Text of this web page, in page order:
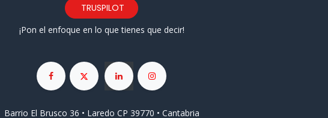
TRUSPILOT
¡Pon el enfoque en lo que tienes que decir!
Barrio El Brusco 36 • Laredo CP 39770 • Cantabria